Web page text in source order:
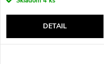
DETAIL